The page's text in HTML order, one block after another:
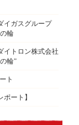
イガスグループ
輪
イトロン株式会社
輪”
ト
ート】